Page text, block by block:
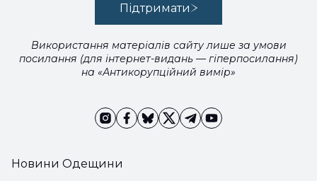
Новини Одещини
Підтримати
Використання матеріалів сайту лише за умови
посилання (для інтернет-видань — гіперпосилання)
на «Антикорупційний вимір»